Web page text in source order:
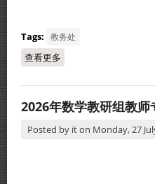
Tags: 教务处
查看更多
2026年数学教研组教
Posted by iton Monday, 27